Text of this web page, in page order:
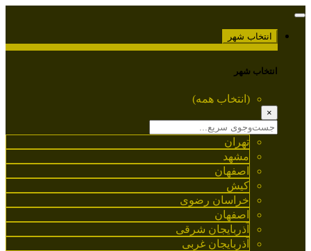
انتخاب شهر
انتخاب شهر
(انتخاب همه)
×
تهران
مشهد
اصفهان
کیش
خراسان رضوی
اصفهان
آذربایجان شرقی
آذربایجان غربی